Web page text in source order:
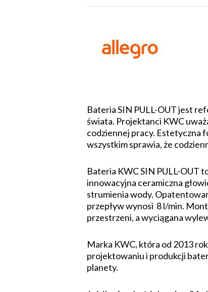
Bateria SIN PULL-OUT jest
świata. Projektanci KWC
codziennej pracy. Estetyczna
wszystkim sprawia, że
Bateria KWC SIN PULL-OUT
innowacyjna ceramiczna
strumienia wody.
przepływ wynosi 8 l/min.
przestrzeni, a wyciągana
Marka KWC, która od 2013
projektowaniu i produkcji
planety.